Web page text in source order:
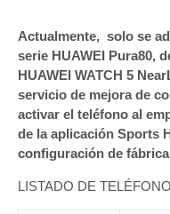
Actualmente, solo se
serie HUAWEI Pura80,
HUAWEI WATCH 5
servicio de mejora de
activar el teléfono al
de la aplicación Sports
configuración de
LISTADO DE